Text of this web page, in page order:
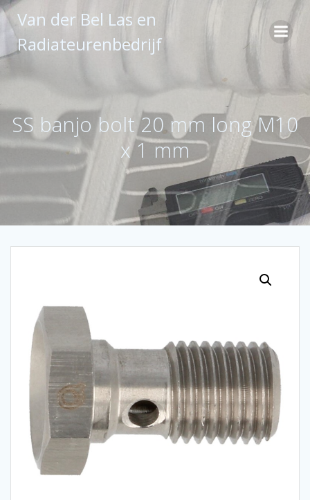
Ga
naar
inhoud
Van der Bel Las en
Radiateurenbedrijf
SS banjo bolt 20 mm long M10
x 1 mm